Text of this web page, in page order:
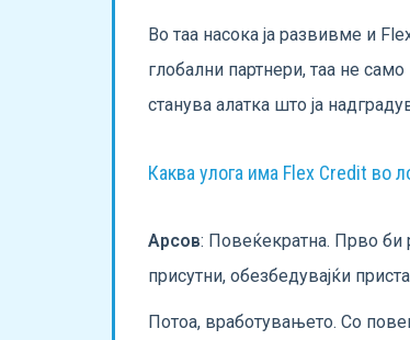
Во таа насока ја развивме и
глобални партнери, таа не само
станува алатка што ја
Каква улога има Flex Credit во
Арсов: Повеќекратна. Прво би
присутни, обезбедувајќи
Потоа, вработувањето. Со